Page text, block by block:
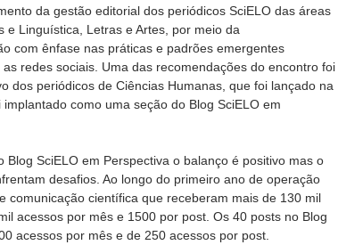
da gestão editorial dos periódicos SciELO das áreas
e Linguística, Letras e Artes, por meio da
com ênfase nas práticas e padrões emergentes
redes sociais. Uma das recomendações do encontro foi
dos periódicos de Ciências Humanas, que foi lançado na
como uma seção do Blog SciELO em
SciELO em Perspectiva o balanço é positivo mas o
desafios. Ao longo do primeiro ano de operação
comunicação científica que receberam mais de 130 mil
acessos por mês e 1500 por post. Os 40 posts no Blog
acessos por mês e de 250 acessos por post.